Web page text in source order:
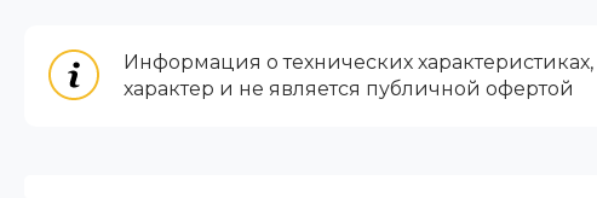
Информация о технических
характер и не является публичной офертой